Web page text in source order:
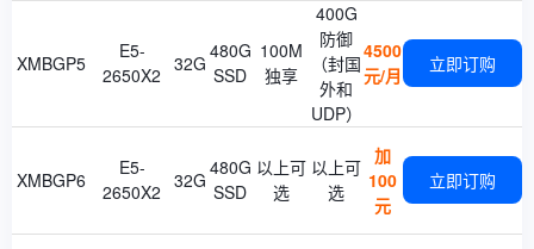
XMBGP5
E5-
2650X2 32G
480G
SSD
100M
独享
400G
防御
（封国
外和
UDP）
4500
元/月
立即订购
XMBGP6
E5-
2650X2 32G
480G
SSD
以上可
选
以上可
选
加
100
元
立即订购